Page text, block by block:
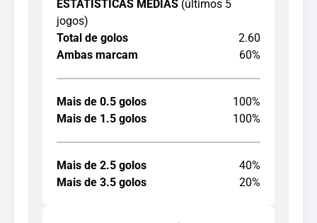
ESTATÍSTICAS MÉDIAS (últimos 5
jogos)
Total de golos
2.60
Ambas marcam
60%
Mais de 0.5 golos
100%
Mais de 1.5 golos
100%
Mais de 2.5 golos
40%
Mais de 3.5 golos
20%